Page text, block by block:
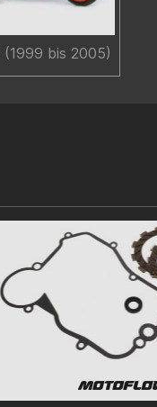
(1999 bis 2005)